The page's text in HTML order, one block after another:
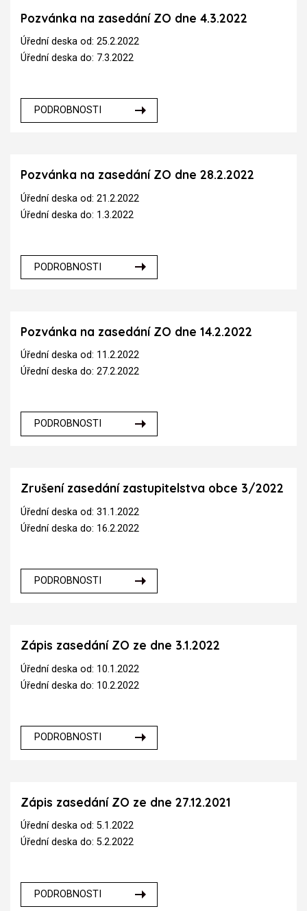
Pozvánka na zasedání ZO dne 4.3.2022
Úřední deska od: 25.2.2022
Úřední deska do: 7.3.2022
PODROBNOSTI
Pozvánka na zasedání ZO dne 28.2.2022
Úřední deska od: 21.2.2022
Úřední deska do: 1.3.2022
PODROBNOSTI
Pozvánka na zasedání ZO dne 14.2.2022
Úřední deska od: 11.2.2022
Úřední deska do: 27.2.2022
PODROBNOSTI
Zrušení zasedání zastupitelstva obce 3/2022
Úřední deska od: 31.1.2022
Úřední deska do: 16.2.2022
PODROBNOSTI
Zápis zasedání ZO ze dne 3.1.2022
Úřední deska od: 10.1.2022
Úřední deska do: 10.2.2022
PODROBNOSTI
Zápis zasedání ZO ze dne 27.12.2021
Úřední deska od: 5.1.2022
Úřední deska do: 5.2.2022
PODROBNOSTI